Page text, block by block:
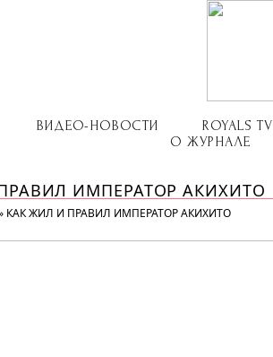
ВИДЕО-НОВОСТИ ROYALS TV
О ЖУРНАЛЕ
ИМПЕРАТОР АКИХИТО
КАК ЖИЛ И ПРАВИЛ ИМПЕРАТОР АКИХИТО